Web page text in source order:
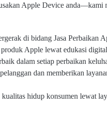
Apple Device anda—kami
di bidang Jasa Perbaikan
Apple lewat edukasi
dalam setiap perbaikan
dan memberikan
hidup konsumen lewat